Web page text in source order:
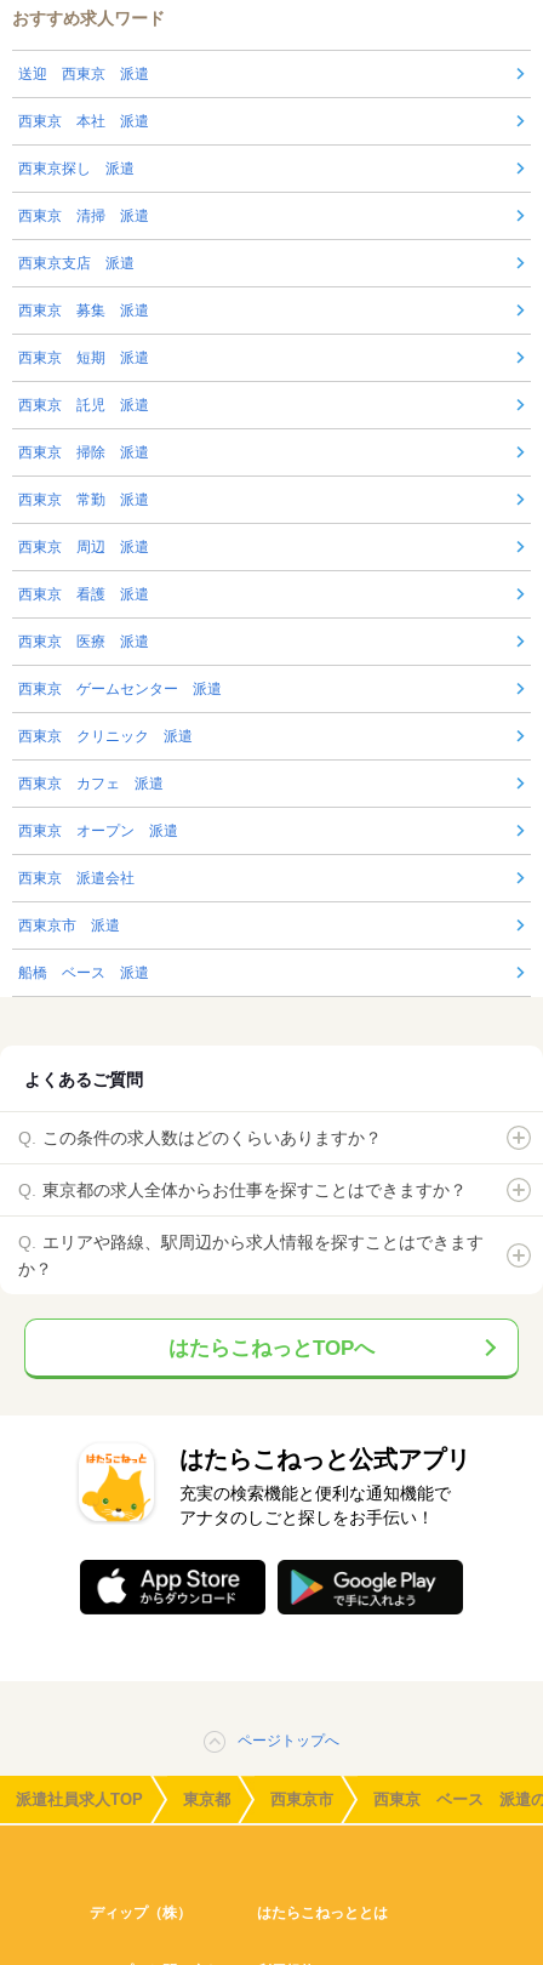
おすすめ求人ワード
送迎 西東京 派遣
西東京 本社 派遣
西東京探し 派遣
西東京 清掃 派遣
西東京支店 派遣
西東京 募集 派遣
西東京 短期 派遣
西東京 託児 派遣
西東京 掃除 派遣
西東京 常勤 派遣
西東京 周辺 派遣
西東京 看護 派遣
西東京 医療 派遣
西東京 ゲームセンター 派遣
西東京 クリニック 派遣
西東京 カフェ 派遣
西東京 オープン 派遣
西東京 派遣会社
西東京市 派遣
船橋 ベース 派遣
よくあるご質問
この条件の求人数はどのくらいありますか？
東京都の求人全体からお仕事を探すことはできますか？
エリアや路線、駅周辺から求人情報を探すことはできます
か？
はたらこねっとTOPへ
はたらこねっと公式アプリ
充実の検索機能と便利な通知機能で
アナタのしごと探しをお手伝い！
ページトップへ
派遣社員求人TOP 東京都 西東京市 西東京 ベース 派遣
ディップ（株） はたらこねっととは